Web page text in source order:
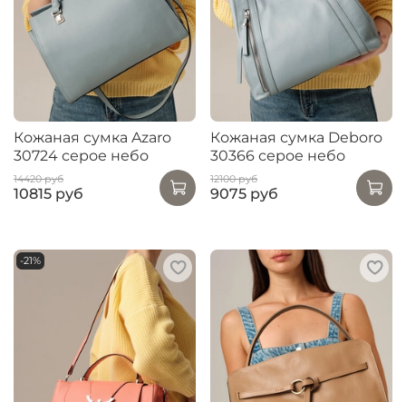
Кожаная сумка Azaro
30724 серое небо
14420 руб
10815 руб
Кожаная сумка Deboro
30366 серое небо
12100 руб
9075 руб
-21%